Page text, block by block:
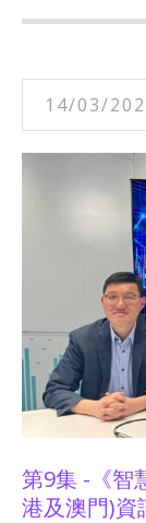
14/03/
第9集 -《智
港及澳門)資